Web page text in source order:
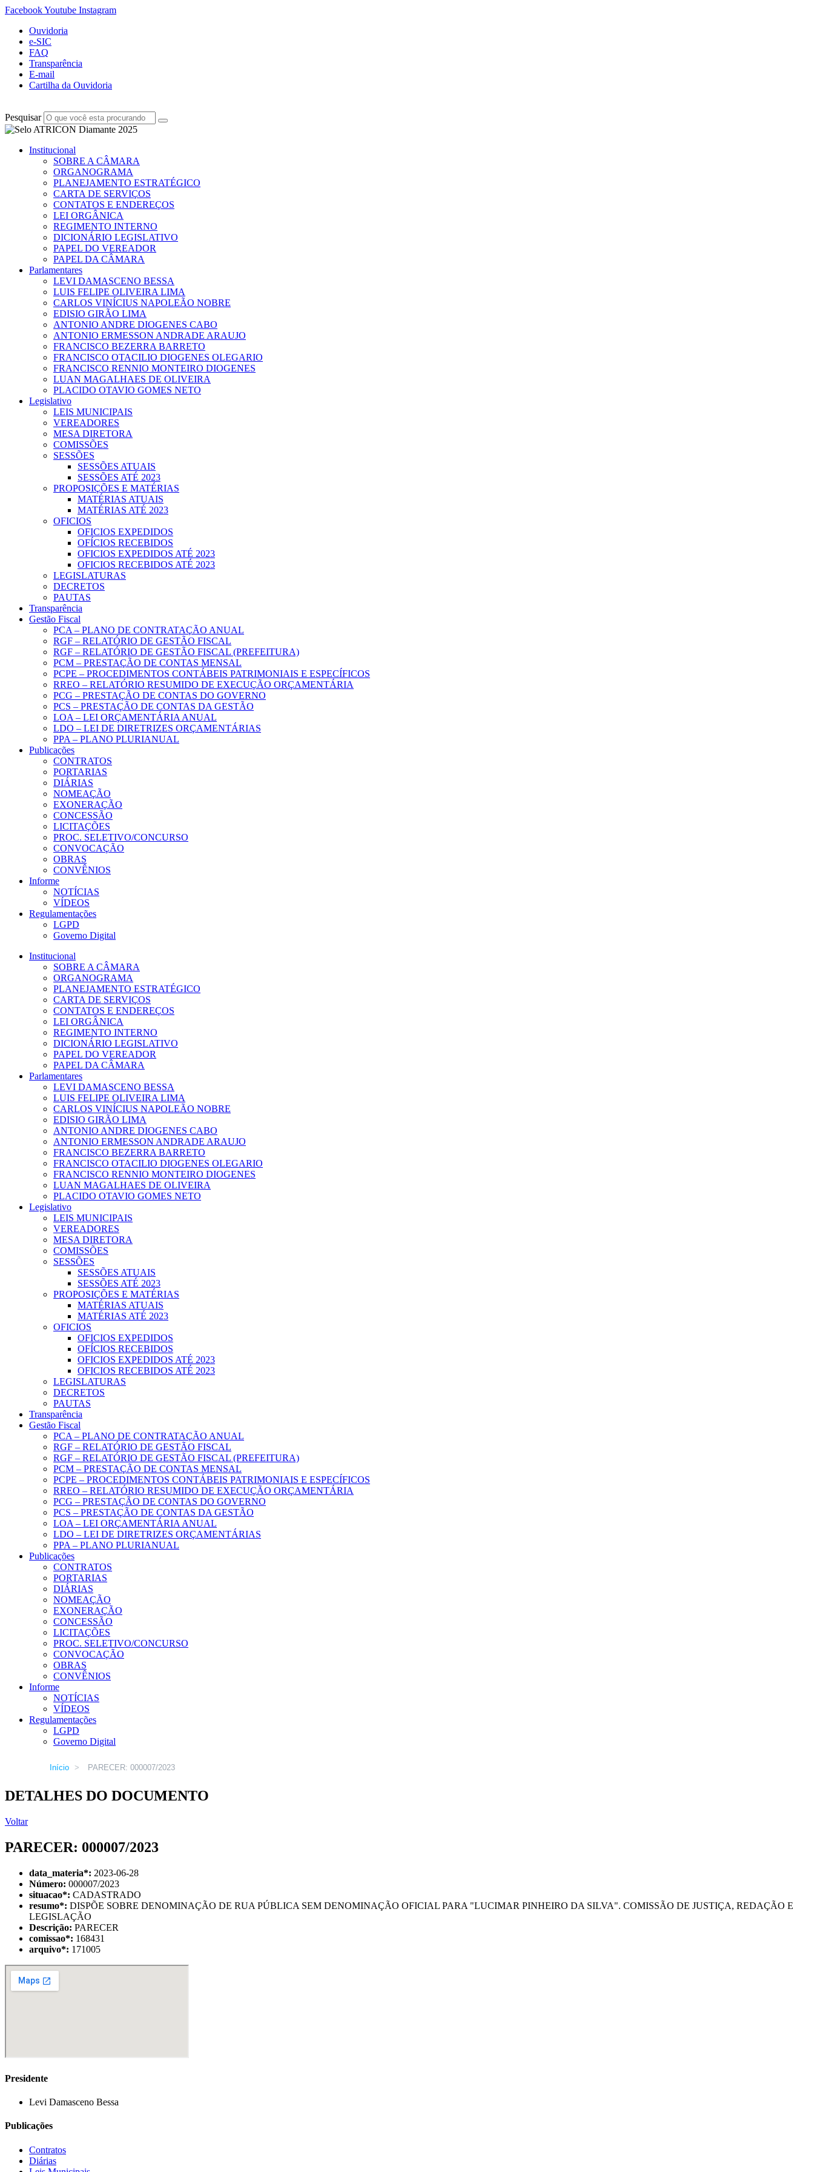
FacebookYoutube Instagram
Ouvidoria
e-SIC
FAQ
Transparência
E-mail
Cartilha da Ouvidoria
Pesquisar
Institucional
SOBRE A CÂMARA
ORGANOGRAMA
PLANEJAMENTO ESTRATÉGICO
CARTA DE SERVIÇOS
CONTATOS E ENDEREÇOS
LEI ORGÂNICA
REGIMENTO INTERNO
DICIONÁRIO LEGISLATIVO
PAPEL DO VEREADOR
PAPEL DA CÂMARA
Parlamentares
LEVI DAMASCENO BESSA
LUIS FELIPE OLIVEIRA LIMA
CARLOS VINÍCIUS NAPOLEÃO NOBRE
EDISIO GIRÃO LIMA
ANTONIO ANDRE DIOGENES CABO
ANTONIO ERMESSON ANDRADE ARAUJO
FRANCISCO BEZERRA BARRETO
FRANCISCO OTACILIO DIOGENES OLEGARIO
FRANCISCO RENNIO MONTEIRO DIOGENES
LUAN MAGALHAES DE OLIVEIRA
PLACIDO OTAVIO GOMES NETO
Legislativo
LEIS MUNICIPAIS
VEREADORES
MESA DIRETORA
COMISSÕES
SESSÕES
SESSÕES ATUAIS
SESSÕES ATÉ 2023
PROPOSIÇÕES E MATÉRIAS
MATÉRIAS ATUAIS
MATÉRIAS ATÉ 2023
OFICIOS
OFICIOS EXPEDIDOS
OFÍCIOS RECEBIDOS
OFICIOS EXPEDIDOS ATÉ 2023
OFICIOS RECEBIDOS ATÉ 2023
LEGISLATURAS
DECRETOS
PAUTAS
Transparência
Gestão Fiscal
PCA – PLANO DE CONTRATAÇÃO ANUAL
RGF – RELATÓRIO DE GESTÃO FISCAL
RGF – RELATÓRIO DE GESTÃO FISCAL (PREFEITURA)
PCM – PRESTAÇÃO DE CONTAS MENSAL
PCPE – PROCEDIMENTOS CONTÁBEIS PATRIMONIAIS E ESPECÍFICOS
RREO – RELATÓRIO RESUMIDO DE EXECUÇÃO ORÇAMENTÁRIA
PCG – PRESTAÇÃO DE CONTAS DO GOVERNO
PCS – PRESTAÇÃO DE CONTAS DA GESTÃO
LOA – LEI ORÇAMENTÁRIA ANUAL
LDO – LEI DE DIRETRIZES ORÇAMENTÁRIAS
PPA – PLANO PLURIANUAL
Publicações
CONTRATOS
PORTARIAS
DIÁRIAS
NOMEAÇÃO
EXONERAÇÃO
CONCESSÃO
LICITAÇÕES
PROC. SELETIVO/CONCURSO
CONVOCAÇÃO
OBRAS
CONVÊNIOS
Informe
NOTÍCIAS
VÍDEOS
Regulamentações
LGPD
Governo Digital
Institucional
SOBRE A CÂMARA
ORGANOGRAMA
PLANEJAMENTO ESTRATÉGICO
CARTA DE SERVIÇOS
CONTATOS E ENDEREÇOS
LEI ORGÂNICA
REGIMENTO INTERNO
DICIONÁRIO LEGISLATIVO
PAPEL DO VEREADOR
PAPEL DA CÂMARA
Parlamentares
LEVI DAMASCENO BESSA
LUIS FELIPE OLIVEIRA LIMA
CARLOS VINÍCIUS NAPOLEÃO NOBRE
EDISIO GIRÃO LIMA
ANTONIO ANDRE DIOGENES CABO
ANTONIO ERMESSON ANDRADE ARAUJO
FRANCISCO BEZERRA BARRETO
FRANCISCO OTACILIO DIOGENES OLEGARIO
FRANCISCO RENNIO MONTEIRO DIOGENES
LUAN MAGALHAES DE OLIVEIRA
PLACIDO OTAVIO GOMES NETO
Legislativo
LEIS MUNICIPAIS
VEREADORES
MESA DIRETORA
COMISSÕES
SESSÕES
SESSÕES ATUAIS
SESSÕES ATÉ 2023
PROPOSIÇÕES E MATÉRIAS
MATÉRIAS ATUAIS
MATÉRIAS ATÉ 2023
OFICIOS
OFICIOS EXPEDIDOS
OFÍCIOS RECEBIDOS
OFICIOS EXPEDIDOS ATÉ 2023
OFICIOS RECEBIDOS ATÉ 2023
LEGISLATURAS
DECRETOS
PAUTAS
Transparência
Gestão Fiscal
PCA – PLANO DE CONTRATAÇÃO ANUAL
RGF – RELATÓRIO DE GESTÃO FISCAL
RGF – RELATÓRIO DE GESTÃO FISCAL (PREFEITURA)
PCM – PRESTAÇÃO DE CONTAS MENSAL
PCPE – PROCEDIMENTOS CONTÁBEIS PATRIMONIAIS E ESPECÍFICOS
RREO – RELATÓRIO RESUMIDO DE EXECUÇÃO ORÇAMENTÁRIA
PCG – PRESTAÇÃO DE CONTAS DO GOVERNO
PCS – PRESTAÇÃO DE CONTAS DA GESTÃO
LOA – LEI ORÇAMENTÁRIA ANUAL
LDO – LEI DE DIRETRIZES ORÇAMENTÁRIAS
PPA – PLANO PLURIANUAL
Publicações
CONTRATOS
PORTARIAS
DIÁRIAS
NOMEAÇÃO
EXONERAÇÃO
CONCESSÃO
LICITAÇÕES
PROC. SELETIVO/CONCURSO
CONVOCAÇÃO
OBRAS
CONVÊNIOS
Informe
NOTÍCIAS
VÍDEOS
Regulamentações
LGPD
Governo Digital
Início > PARECER: 000007/2023
DETALHES DO DOCUMENTO
Voltar
PARECER: 000007/2023
data_materia*: 2023-06-28
Número: 000007/2023
situacao*: CADASTRADO
resumo*: DISPÕE SOBRE DENOMINAÇÃO DE RUA PÚBLICA SEM DENOMINAÇÃO OFICIAL PARA "LUCIMAR PINHEIRO DA SILVA". COMISSÃO DE JUSTIÇA, REDAÇÃO E
LEGISLAÇÃO
Descrição: PARECER
comissao*: 168431
arquivo*: 171005
Presidente
Levi Damasceno Bessa
Publicações
Contratos
Diárias